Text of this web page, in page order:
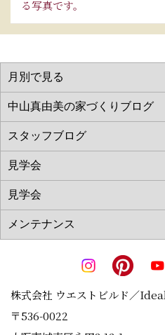
る写真です。
株式会社 ウエストビルド／
〒536-0022